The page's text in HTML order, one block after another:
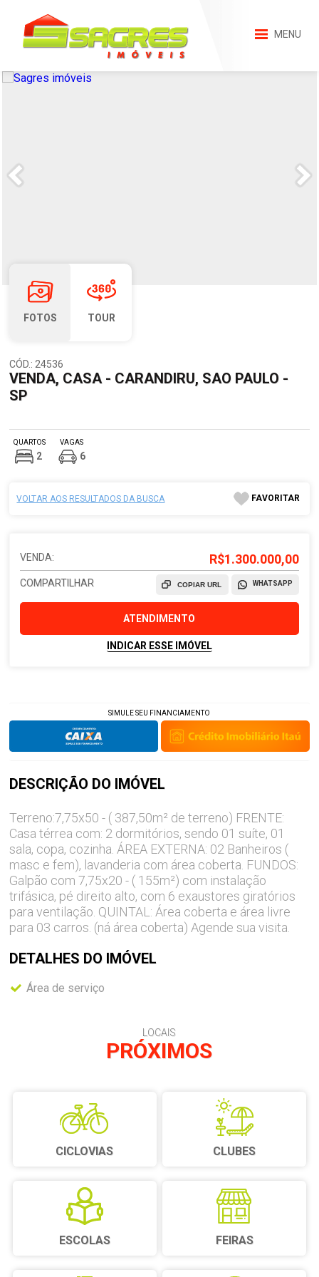
MENU
FOTOS TOUR
CÓD.: 24536
VENDA, CASA - CARANDIRU, SAO PAULO -
SP
QUARTOS
2
VAGAS
6
VOLTAR AOS RESULTADOS DA BUSCA FAVORITAR
VENDA: R$1.300.000,00
COMPARTILHAR WHATSAPP
COPIAR URL
ATENDIMENTO
INDICAR ESSE IMÓVEL
SIMULE SEU FINANCIAMENTO
DESCRIÇÃO DO IMÓVEL
Terreno:7,75x50 - ( 387,50m² de terreno) FRENTE:
Casa térrea com: 2 dormitórios, sendo 01 suíte, 01
sala, copa, cozinha. ÁREA EXTERNA: 02 Banheiros (
masc e fem), lavanderia com área coberta. FUNDOS:
Galpão com 7,75x20 - ( 155m²) com instalação
trifásica, pé direito alto, com 6 exaustores giratórios
para ventilação. QUINTAL: Área coberta e área livre
para 03 carros. (ná área coberta) Agende sua visita.
DETALHES DO IMÓVEL
Área de serviço
LOCAIS
PRÓXIMOS
CICLOVIAS CLUBES
ESCOLAS FEIRAS